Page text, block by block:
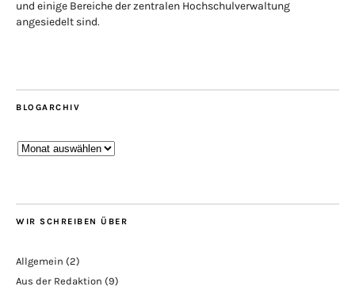
und einige Bereiche der zentralen Hochschulverwaltung
angesiedelt sind.
BLOGARCHIV
Blogarchiv
WIR SCHREIBEN ÜBER
Allgemein (2)
Aus der Redaktion (9)